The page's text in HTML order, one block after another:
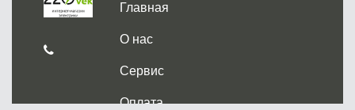
Главная
О нас
Сервис
Оплата